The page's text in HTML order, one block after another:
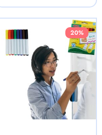
20%